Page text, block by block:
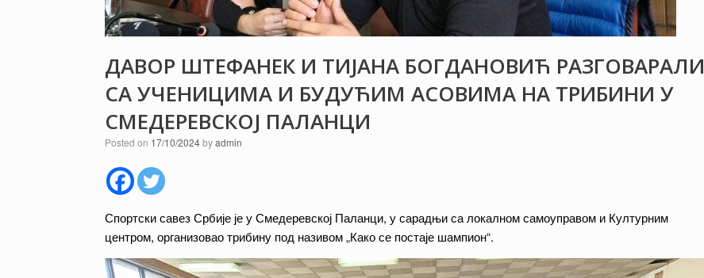
ДАВОР ШТЕФАНЕК И ТИЈАНА БОГДАНОВИЋ РАЗГОВАРАЛИ
СА УЧЕНИЦИМА И БУДУЋИМ АСОВИМА НА ТРИБИНИ У
СМЕДЕРЕВСКОЈ ПАЛАНЦИ
Posted on 17/10/2024byadmin
Спортски савез Србије је у Смедеревској Паланци, у сарадњи са локалном самоуправом и Културним
центром, организовао трибину под називом „Како се постаје шампион“.